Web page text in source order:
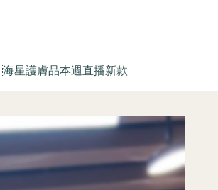
星護膚品本週直播新款